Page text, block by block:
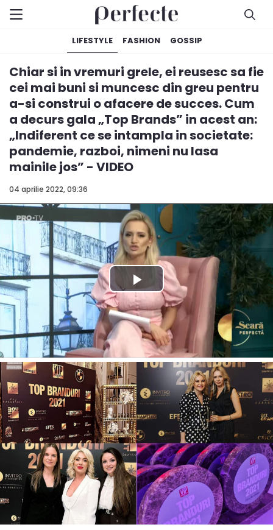
LIFESTYLE FASHION GOSSIP
04 aprilie 2022, 09:36
Chiar si in vremuri grele, ei reusesc sa fie
cei mai buni si muncesc din greu pentru
a-si construi o afacere de succes. Cum
a decurs gala „Top Brands” in acest an:
„Indiferent ce se intampla in societate:
pandemie, razboi, nimeni nu lasa
mainile jos” - VIDEO